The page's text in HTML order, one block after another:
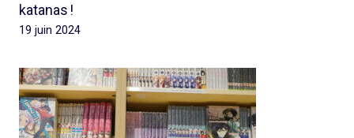
katanas !
19 juin 2024